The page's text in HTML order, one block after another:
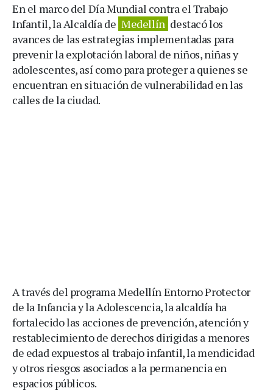
En el marco del Día Mundial contra el Trabajo
Infantil, la Alcaldía de Medellín destacó los
avances de las estrategias implementadas para
prevenir la explotación laboral de niños, niñas y
adolescentes, así como para proteger a quienes se
encuentran en situación de vulnerabilidad en las
calles de la ciudad.
A través del programa Medellín Entorno Protector
de la Infancia y la Adolescencia, la alcaldía ha
fortalecido las acciones de prevención, atención y
restablecimiento de derechos dirigidas a menores
de edad expuestos al trabajo infantil, la mendicidad
y otros riesgos asociados a la permanencia en
espacios públicos.